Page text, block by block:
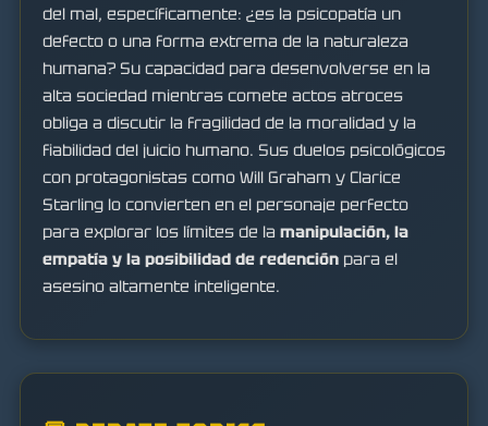
del mal, específicamente: ¿es la psicopatía un
defecto o una forma extrema de la naturaleza
humana? Su capacidad para desenvolverse en la
alta sociedad mientras comete actos atroces
obliga a discutir la fragilidad de la moralidad y la
fiabilidad del juicio humano. Sus duelos psicológicos
con protagonistas como Will Graham y Clarice
Starling lo convierten en el personaje perfecto
para explorar los límites de la manipulación, la
empatía y la posibilidad de redención para el
asesino altamente inteligente.